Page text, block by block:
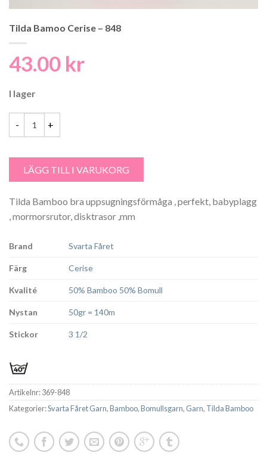
Tilda Bamoo Cerise – 848
43.00 kr
I lager
LÄGG TILL I VARUKORG
Tilda Bamboo bra uppsugningsförmåga , perfekt, babyplagg
, mormorsrutor, disktrasor ,mm
Brand Svarta Fåret
Färg Cerise
Kvalité 50% Bamboo 50% Bomull
Nystan 50gr = 140m
Stickor 3 1/2
Artikelnr:369-848
Kategorier:Svarta Fåret Garn,Bamboo,Bomullsgarn, Garn, Tilda Bamboo